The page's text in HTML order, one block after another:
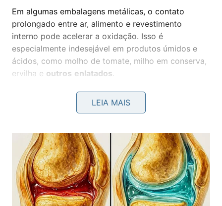
Em algumas embalagens metálicas, o contato
prolongado entre ar, alimento e revestimento
interno pode acelerar a oxidação. Isso é
especialmente indesejável em produtos úmidos e
ácidos, como molho de tomate, milho em conserva,
ervilha e outros enlatados.
Por que milho, ervilha e molho de
tomate exigem mais cuidado?
Milho e ervilha ficam imersos em líquido de
conserva, o que facilita alterações de cheiro e sabor
depois da abertura. Já o molho de tomate é ácido,
característica que aumenta a necessidade de
transferir o conteúdo para outro recipiente logo
após ouso inicial.
LEIA MAIS